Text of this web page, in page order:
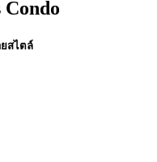
Condo
สไตล์